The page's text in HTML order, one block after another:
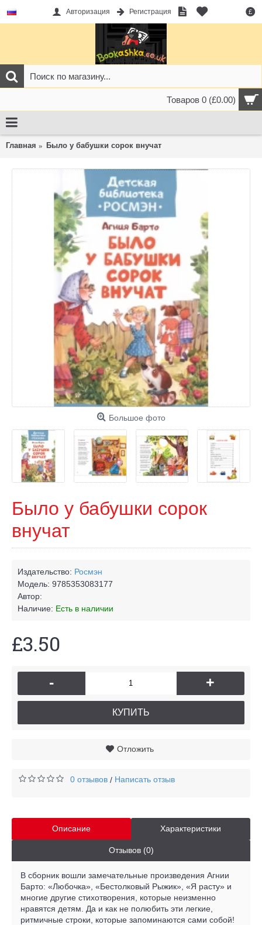
£
Авторизация Регистрация
Товаров 0 (£0.00)
Главная Было у бабушки сорок внучат
Большое фото
Было у бабушки сорок
внучат
Издательство: Росмэн
Модель: 9785353083177
Автор:
Наличие: Есть в наличии
£3.50
- +
КУПИТЬ
Отложить
0 отзывов / Написать отзыв
Описание Характеристики
Отзывов (0)
В сборник вошли замечательные произведения Агнии
Барто: «Любочка», «Бестолковый Рыжик», «Я расту» и
многие другие стихотворения, которые неизменно
нравятся детям. Да и как не полюбить эти легкие,
ритмичные строки, которые запоминаются сами собой!